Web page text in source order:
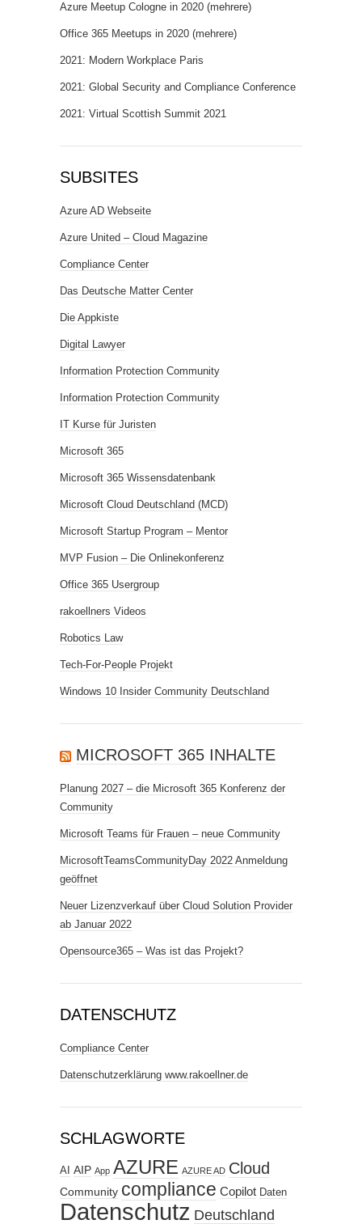
Azure Meetup Cologne in 2020 (mehrere)
Office 365 Meetups in 2020 (mehrere)
2021: Modern Workplace Paris
2021: Global Security and Compliance Conference
2021: Virtual Scottish Summit 2021
SUBSITES
Azure AD Webseite
Azure United – Cloud Magazine
Compliance Center
Das Deutsche Matter Center
Die Appkiste
Digital Lawyer
Information Protection Community
Information Protection Community
IT Kurse für Juristen
Microsoft 365
Microsoft 365 Wissensdatenbank
Microsoft Cloud Deutschland (MCD)
Microsoft Startup Program – Mentor
MVP Fusion – Die Onlinekonferenz
Office 365 Usergroup
rakoellners Videos
Robotics Law
Tech-For-People Projekt
Windows 10 Insider Community Deutschland
MICROSOFT 365 INHALTE
Planung 2027 – die Microsoft 365 Konferenz der
Community
Microsoft Teams für Frauen – neue Community
MicrosoftTeamsCommunityDay 2022 Anmeldung
geöffnet
Neuer Lizenzverkauf über Cloud Solution Provider
ab Januar 2022
Opensource365 – Was ist das Projekt?
DATENSCHUTZ
Compliance Center
Datenschutzerklärung www.rakoellner.de
SCHLAGWORTE
AI AIP App AZURE AZURE AD Cloud
Community compliance Copilot Daten
Datenschutz Deutschland